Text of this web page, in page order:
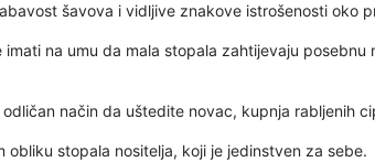
šavova i vidljive znakove istrošenosti oko
na umu da mala stopala zahtijevaju
način da uštedite novac, kupnja rabljenih
stopala nositelja, koji je jedinstven za sebe.